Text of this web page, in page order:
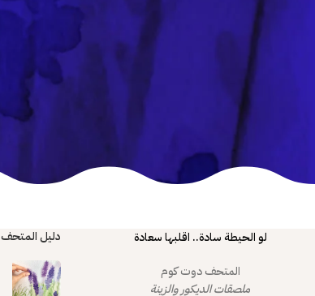
لو الحيطة سادة.. اقلبها سعادة
المتحف دوت كوم
ملصقات الديكور والزينة
دليل المتحف